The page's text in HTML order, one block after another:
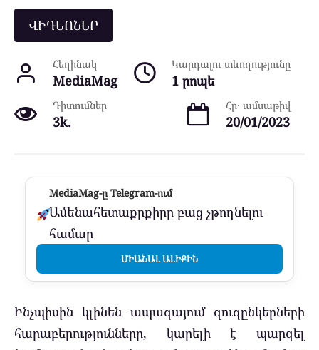
ՎԻԴԵՈՆԵՐ
Հեղինակ
MediaMag
Կարդալու տևողությունը
1 րոպե
Դիտումներ
3k.
Հր․ ամսաթիվ
20/01/2023
MediaMag-ը Telegram-ում
Ամենահետաքրքիրը բաց չթողնելու
համար
ՄԻԱՆԱԼ ԱԼԻՔԻՆ
Ինչպիսին կլինեն ապագայում զուգընկերների
հարաբերությունները, կարելի է պարզել